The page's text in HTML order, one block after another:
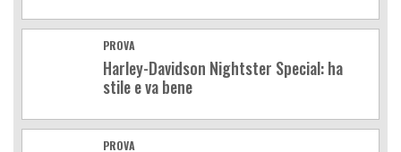
PROVA
Harley-Davidson Nightster Special: ha
stile e va bene
PROVA